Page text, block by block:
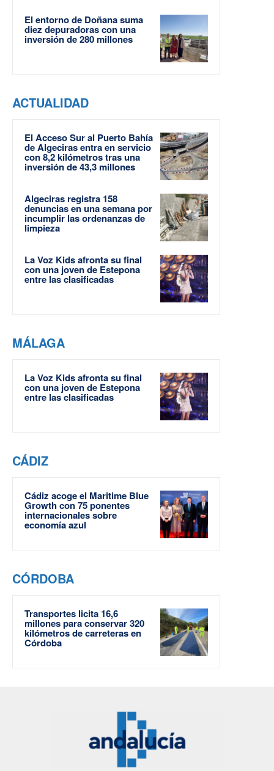
El entorno de Doñana suma
diez depuradoras con una
inversión de 280 millones
ACTUALIDAD
El Acceso Sur al Puerto Bahía
de Algeciras entra en servicio
con 8,2 kilómetros tras una
inversión de 43,3 millones
Algeciras registra 158
denuncias en una semana por
incumplir las ordenanzas de
limpieza
La Voz Kids afronta su final
con una joven de Estepona
entre las clasificadas
MÁLAGA
La Voz Kids afronta su final
con una joven de Estepona
entre las clasificadas
CÁDIZ
Cádiz acoge el Maritime Blue
Growth con 75 ponentes
internacionales sobre
economía azul
CÓRDOBA
Transportes licita 16,6
millones para conservar 320
kilómetros de carreteras en
Córdoba